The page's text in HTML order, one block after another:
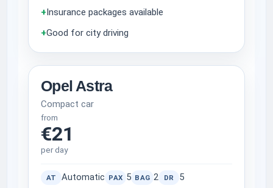
+Insurance packages available
+Good for city driving
Opel Astra
Compact car
from
€21
per day
AT Automatic PAX 5 BAG 2 DR 5